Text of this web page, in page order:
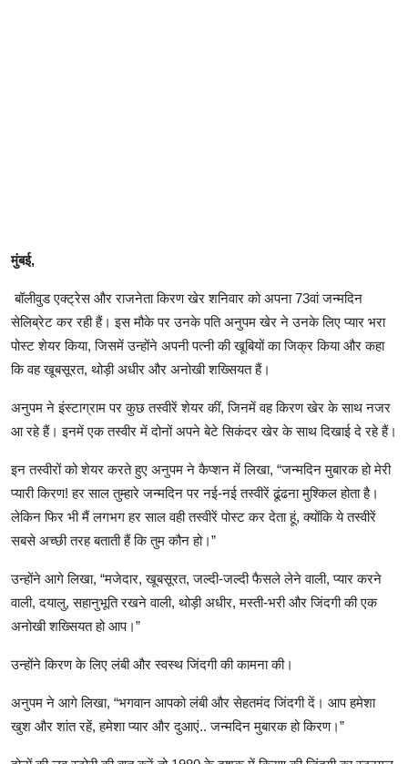
मुंबई,
बॉलीवुड एक्ट्रेस और राजनेता किरण खेर शनिवार को अपना 73वां जन्मदिन
सेलिब्रेट कर रही हैं। इस मौके पर उनके पति अनुपम खेर ने उनके लिए प्यार भरा
पोस्ट शेयर किया, जिसमें उन्होंने अपनी पत्नी की खूबियों का जिक्र किया और कहा
कि वह खूबसूरत, थोड़ी अधीर और अनोखी शख्सियत हैं।
अनुपम ने इंस्टाग्राम पर कुछ तस्वीरें शेयर कीं, जिनमें वह किरण खेर के साथ नजर
आ रहे हैं। इनमें एक तस्वीर में दोनों अपने बेटे सिकंदर खेर के साथ दिखाई दे रहे हैं।
इन तस्वीरों को शेयर करते हुए अनुपम ने कैप्शन में लिखा, “जन्मदिन मुबारक हो मेरी
प्यारी किरण! हर साल तुम्हारे जन्मदिन पर नई-नई तस्वीरें ढूंढना मुश्किल होता है।
लेकिन फिर भी मैं लगभग हर साल वही तस्वीरें पोस्ट कर देता हूं, क्योंकि ये तस्वीरें
सबसे अच्छी तरह बताती हैं कि तुम कौन हो।”
उन्होंने आगे लिखा, “मजेदार, खूबसूरत, जल्दी-जल्दी फैसले लेने वाली, प्यार करने
वाली, दयालु, सहानुभूति रखने वाली, थोड़ी अधीर, मस्ती-भरी और जिंदगी की एक
अनोखी शख्सियत हो आप।”
उन्होंने किरण के लिए लंबी और स्वस्थ जिंदगी की कामना की।
अनुपम ने आगे लिखा, “भगवान आपको लंबी और सेहतमंद जिंदगी दें। आप हमेशा
खुश और शांत रहें, हमेशा प्यार और दुआएं.. जन्मदिन मुबारक हो किरण।”